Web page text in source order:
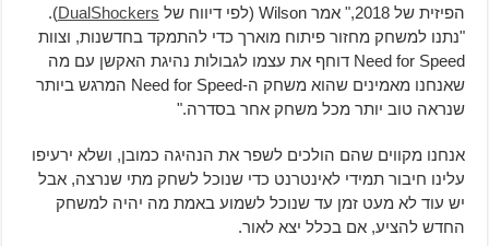
הפיזית של 2018," אמר Wilson (לפי דיווח של
DualShockers
).
"נתנו למשחק מחזור פיתוח מוארך כדי להתמקד בחדשנות, וצוות
Need for Speed דוחף את עצמו לגבולות נהיגת האקשן עם מה
שאנחנו מאמינים שהוא משחק ה-Need for Speed המרגש ביותר
שנראה טוב יותר מכל משחק אחר בסדרה."
אנחנו מקווים שהם הולכים לשפר את הנהיגה כמובן, ושלא ירעיפו
עלינו חיבור תמידי לאינטרנט כדי שנוכל לשחק מתי שנרצה, אבל
יש עוד לא מעט זמן עד שנוכל לשמוע באמת מה יהיה למשחק
החדש להציע, אם בכלל יצא לאור.